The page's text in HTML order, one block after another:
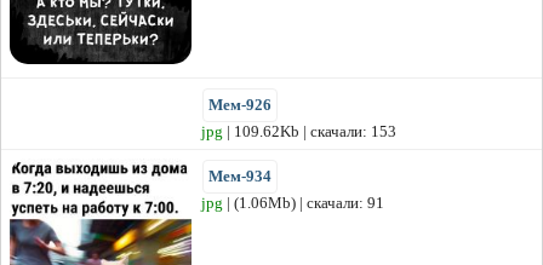
Мем-926
jpg | 109.62Kb | скачали: 153
Мем-934
jpg | (1.06Mb) | скачали: 91